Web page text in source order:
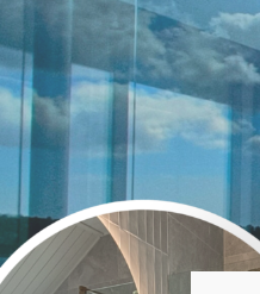
Siirry
sivun
sisältöön
Suomen